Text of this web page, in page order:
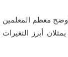
معظم المعلمين
أبرز التغيرات